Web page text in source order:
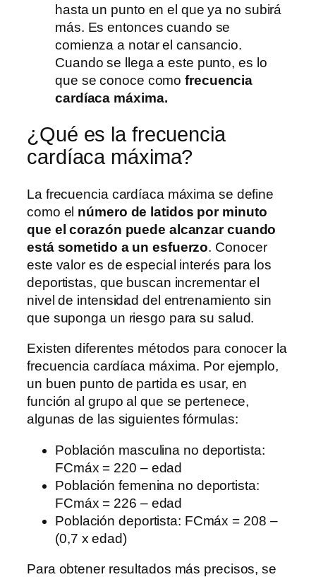
hasta un punto en el que ya no subirá
más. Es entonces cuando se
comienza a notar el cansancio.
Cuando se llega a este punto, es lo
que se conoce comofrecuencia
cardíaca máxima.
¿Qué es la frecuencia
cardíaca máxima?
La frecuencia cardíaca máxima se define
como el número de latidos por minuto
que el corazón puede alcanzar cuando
está sometido a un esfuerzo. Conocer
este valor es de especial interés para los
deportistas, que buscan incrementar el
nivel de intensidad del entrenamiento sin
que suponga un riesgo para su salud.
Existen diferentes métodos para conocer la
frecuencia cardíaca máxima. Por ejemplo,
un buen punto de partida es usar, en
función al grupo al que se pertenece,
algunas de las siguientes fórmulas:
Población masculina no deportista:
FCmáx = 220 – edad
Población femenina no deportista:
FCmáx = 226 – edad
Población deportista: FCmáx = 208 –
(0,7 x edad)
Para obtener resultados más precisos, se